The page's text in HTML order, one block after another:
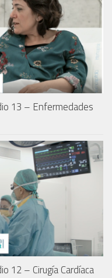
13 – Enfermedades
12 – Cirugía Cardíaca